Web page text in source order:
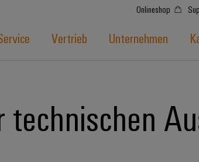
Onlineshop
Vertrieb Unternehmen